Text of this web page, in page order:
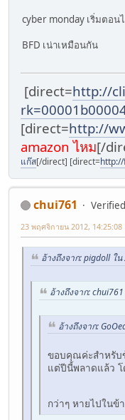
cyber monday เริ่มตอน
BFD เน่าเหมือนกัน
[direct=http://
[direct=http://
amazon ไหม[/
แก๊ส[/direct] [direct=
chui761
23 พฤศจิกายน 2012, 14:25:08
อ้างถึงจาก: pigdoll ใ
อ้างถึงจาก:
อ้างถึงจาก:
ขอบคุณค่ะสำหรับ
แต่ปีนี้พลาดแล้ว โ
กว่าๆ หายไปในข้